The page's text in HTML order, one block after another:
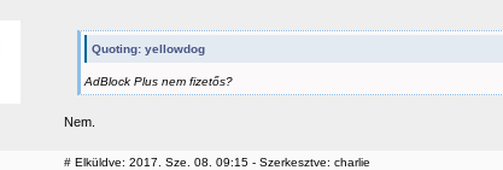
Quoting: yellowdog
AdBlock Plus nem fizetős?
Nem.
# Elküldve: 2017. Sze. 08. 09:15 - Szerkesztve: charlie